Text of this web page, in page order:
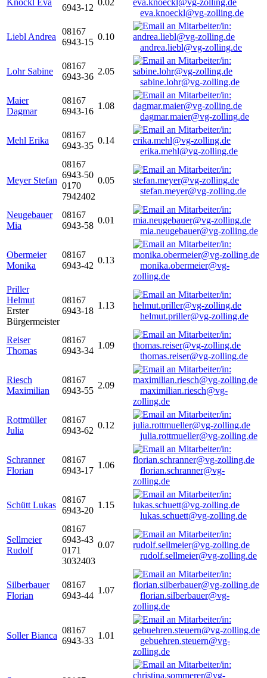
Knöckl Eva
6943-12
0.02
eva.knoeckl@vg-zolling.de
Liebl Andrea
08167
6943-15
0.10
andrea.liebl@vg-zolling.de
Lohr Sabine
08167
6943-36
2.05
sabine.lohr@vg-zolling.de
Maier
Dagmar
08167
6943-16
1.08
dagmar.maier@vg-zolling.de
Mehl Erika
08167
6943-35
0.14
erika.mehl@vg-zolling.de
Meyer Stefan
08167
6943-50
0170
7942402
0.05
stefan.meyer@vg-zolling.de
Neugebauer
Mia
08167
6943-58
0.01
mia.neugebauer@vg-zolling.de
Obermeier
Monika
08167
6943-42
0.13
monika.obermeier@vg-
zolling.de
Priller
Helmut
Erster
Bürgermeister
08167
6943-18
1.13
helmut.priller@vg-zolling.de
Reiser
Thomas
08167
6943-34
1.09
thomas.reiser@vg-zolling.de
Riesch
Maximilian
08167
6943-55
2.09
maximilian.riesch@vg-
zolling.de
Rottmüller
Julia
08167
6943-62
0.12
julia.rottmueller@vg-zolling.de
Schranner
Florian
08167
6943-17
1.06
florian.schranner@vg-
zolling.de
Schütt Lukas
08167
6943-20
1.15
lukas.schuett@vg-zolling.de
Sellmeier
Rudolf
08167
6943-43
0171
3032403
0.07
rudolf.sellmeier@vg-zolling.de
Silberbauer
Florian
08167
6943-44
1.07
florian.silberbauer@vg-
zolling.de
Soller Bianca
08167
6943-33
1.01
gebuehren.steuern@vg-
zolling.de